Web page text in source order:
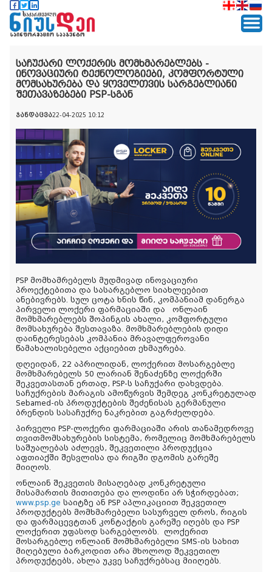
საჩუქარი ლოქერის მომხმარებლებს -
ინოვაციური ტექნოლოგიები, კომფორტული
მომსახურება და ყოველთვის სარგებლიანი
შეთავაზებები PSP-სგან
ჯანდაცვა22-04-2025 10:12
PSP მომხამრებელს მუდმივად ინოვაციური
პროექტებითა და სასარგებლო სიახლეებით
ანებივრებს. სულ ცოტა ხნის წინ, კომპანიამ დანერგა
პირველი ლოქერი ფარმაციაში და
ონლაინ
მომხმარებლებს შოპინგის ახალი, კომფორტული
მომსახურება შესთავაზა. მომხმარებლების დიდი
დაინტერესებას კომპანია მრავალფეროვანი
წამახალისებელი აქციებით ეხმაურება.
დღეიდან, 22 აპრილიდან, ლოქერით მოსარგებლე
მომხმარებელს 50 ლარიან შენაძენზე ლოქერში
შეკვეთასთან ერთად, PSP-ს საჩუქარი დახვდება.
საჩუქრების მარაგის ამოწურვის შემდეგ კონკრეტულად
Sebamed-ის პროდუქტების შეძენისას გერმანული
ბრენდის სასაჩუქრე ნაკრებით გაგრძელდება.
პირველი PSP-ლოქერი ფარმაციაში არის თანამედროვე
თვითმომსახურების სისტემა, რომელიც მომხმარებელს
საშუალებას აძლევს, შეკვეთილი პროდუქცია
აფთიაქში შესვლისა და რიგში დგომის გარეშე
მიიღოს.
ონლაინ შეკვეთის მისაღებად კონკრეტული
მისამართის მითითება და ლოდინი არ სჭირდებათ;
www.psp.ge საიტზე ან PSP აპლიკაციით შეკვეთილ
პროდუქტებს მომხმარებელი სასურველ დროს, რიგის
და ფარმაცევტთან კონტაქტის გარეშე იღებს და PSP
ლოქერით უფასოდ სარგებლობს. ლოქერით
მოსარგებლე ონლაინ მომხმარებელი SMS-ის სახით
მიღებული ბარკოდით არა მხოლოდ შეკვეთილ
პროდუქტებს, ახლა უკვე საჩუქრებსაც მიიღებს.